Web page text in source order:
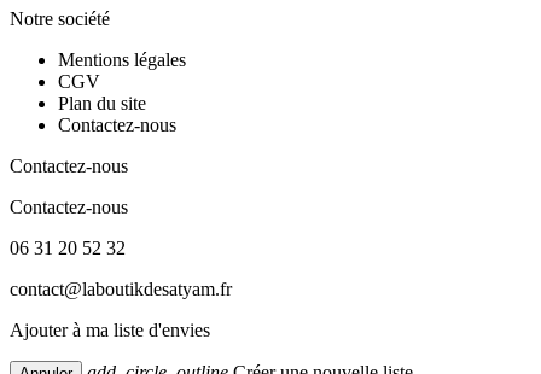
Notre société
Mentions légales
CGV
Plan du site
Contactez-nous
Contactez-nous
Contactez-nous
06 31 20 52 32
contact@laboutikdesatyam.fr
Ajouter à ma liste d'envies